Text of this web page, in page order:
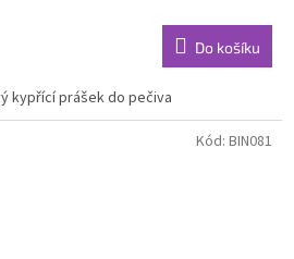
Do košíku
kypřící prášek do pečiva
Kód: BIN081